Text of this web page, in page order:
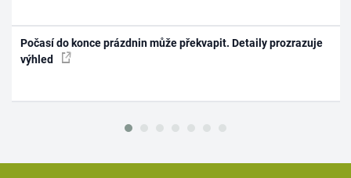
Počasí do konce prázdnin může překvapit. Detaily prozrazuje
výhled